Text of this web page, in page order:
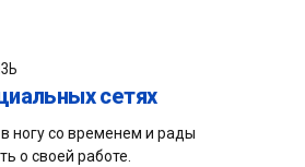
сетях
ногу со временем и рады
о своей работе.